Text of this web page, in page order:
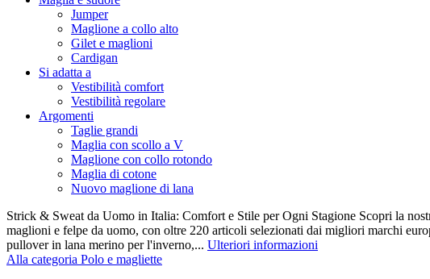
Jumper
Maglione a collo alto
Gilet e maglioni
Cardigan
Si adatta a
Vestibilità comfort
Vestibilità regolare
Argomenti
Taglie grandi
Maglia con scollo a V
Maglione con collo rotondo
Maglia di cotone
Nuovo maglione di lana
Strick & Sweat da Uomo in Italia: Comfort e Stile per Ogni Stagione Scopri la
maglioni e felpe da uomo, con oltre 220 articoli selezionati dai migliori marchi
pullover in lana merino per l'inverno,... Ulteriori informazioni
Alla categoria Polo e magliette